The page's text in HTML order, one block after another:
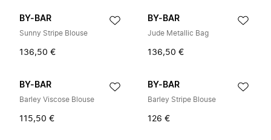
BY-BAR
Sunny Stripe Blouse
136,50 €
BY-BAR
Jude Metallic Bag
136,50 €
BY-BAR
Barley Viscose Blouse
115,50 €
BY-BAR
Barley Stripe Blouse
126 €